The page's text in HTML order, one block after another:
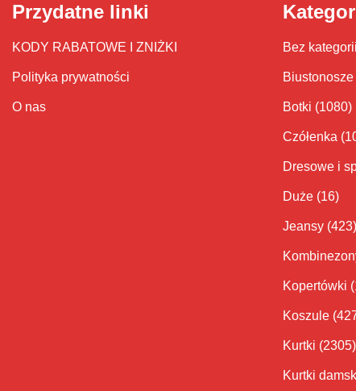
Przydatne linki
KODY RABATOWE I ZNIŻKI
Polityka prywatności
O nas
Bez kategorii
Biustonosze
Botki (1080)
Czółenka
Dresowe i
Duże (16)
Jeansy (423)
Kopertówki
Koszule
Kurtki (2305)
Kurtki